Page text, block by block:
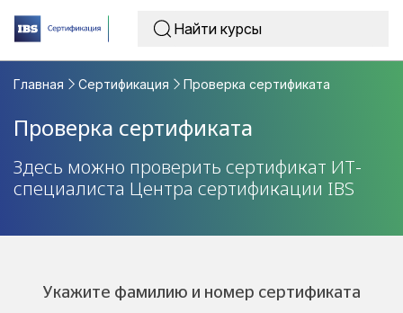
Главная Сертификация Проверка сертификата
Проверка сертификата
Здесь можно проверить сертификат ИТ-
специалиста Центра сертификации IBS
Укажите фамилию и номер сертификата